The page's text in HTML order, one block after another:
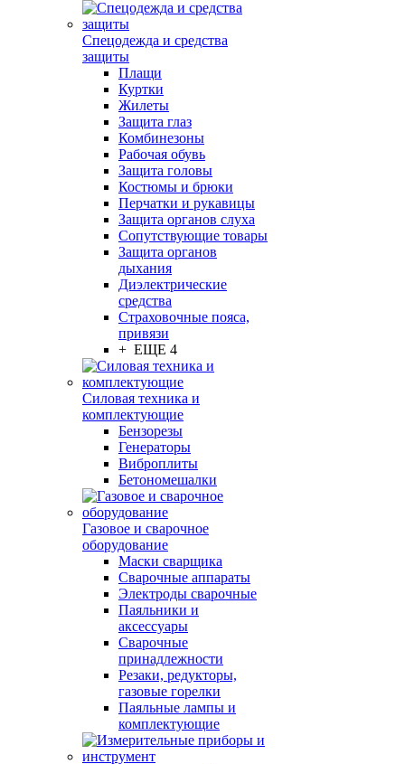
Спецодежда и средства
защиты
Плащи
Куртки
Жилеты
Защита глаз
Комбинезоны
Рабочая обувь
Защита головы
Костюмы и брюки
Перчатки и рукавицы
Защита органов слуха
Сопутствующие товары
Защита органов
дыхания
Диэлектрические
средства
Страховочные пояса,
привязи
+ ЕЩЕ 4
Силовая техника и
комплектующие
Бензорезы
Генераторы
Виброплиты
Бетономешалки
Газовое и сварочное
оборудование
Маски сварщика
Сварочные аппараты
Электроды сварочные
Паяльники и
аксессуары
Сварочные
принадлежности
Резаки, редукторы,
газовые горелки
Паяльные лампы и
комплектующие